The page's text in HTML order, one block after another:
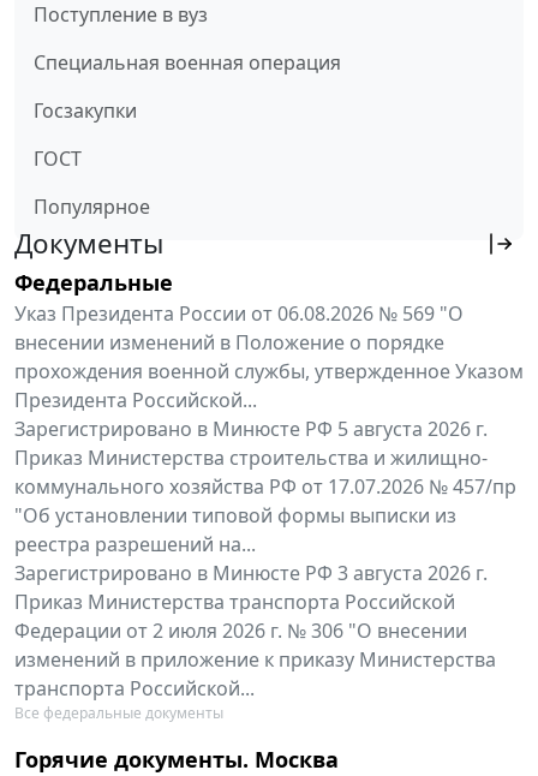
Поступление в вуз
Специальная военная операция
Госзакупки
ГОСТ
Популярное
Документы
Федеральные
Указ Президента России от 06.08.2026 № 569 "О
внесении изменений в Положение о порядке
прохождения военной службы, утвержденное Указом
Президента Российской...
Зарегистрировано в Минюсте РФ 5 августа 2026 г.
Приказ Министерства строительства и жилищно-
коммунального хозяйства РФ от 17.07.2026 № 457/пр
"Об установлении типовой формы выписки из
реестра разрешений на...
Зарегистрировано в Минюсте РФ 3 августа 2026 г.
Приказ Министерства транспорта Российской
Федерации от 2 июля 2026 г. № 306 "О внесении
изменений в приложение к приказу Министерства
транспорта Российской...
Все федеральные документы
Горячие документы. Москва